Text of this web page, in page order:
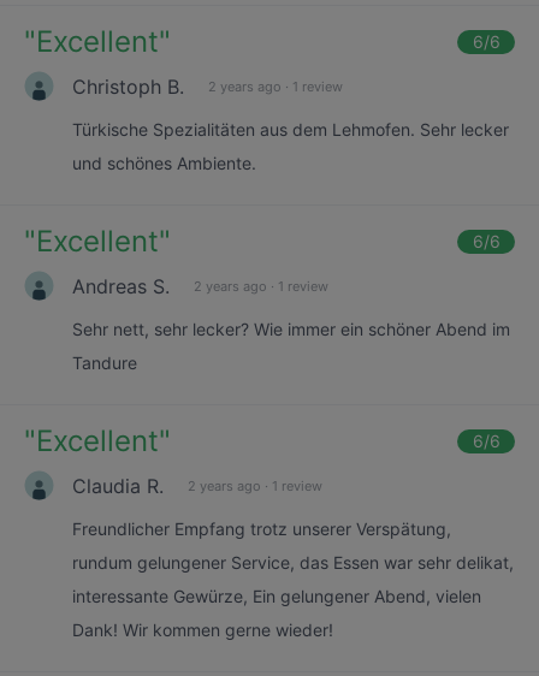
"Excellent" 6/6
Christoph B. 2 years ago · 1 review
Türkische Spezialitäten aus dem Lehmofen. Sehr lecker
und schönes Ambiente.
"Excellent" 6/6
Andreas S. 2 years ago · 1 review
Sehr nett, sehr lecker? Wie immer ein schöner Abend im
Tandure
"Excellent" 6/6
Claudia R. 2 years ago · 1 review
Freundlicher Empfang trotz unserer Verspätung,
rundum gelungener Service, das Essen war sehr delikat,
interessante Gewürze, Ein gelungener Abend, vielen
Dank! Wir kommen gerne wieder!